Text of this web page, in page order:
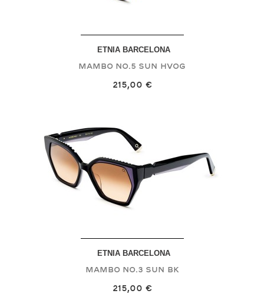
ETNIA BARCELONA
MAMBO NO.5 SUN HVOG
215,00 €
ETNIA BARCELONA
MAMBO NO.3 SUN BK
215,00 €